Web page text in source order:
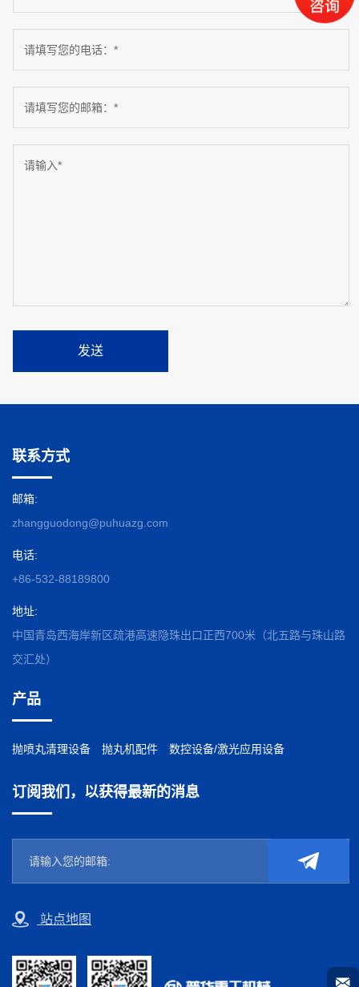
请填写您的电话：*
请填写您的邮箱：*
请输入*
发送
联系方式
邮箱:
zhangguodong@puhuazg.com
电话:
+86-532-88189800
地址:
中国青岛西海岸新区疏港高速隐珠出口正西700米（北五路与珠山路
交汇处）
产品
抛喷丸清理设备 抛丸机配件 数控设备/激光应用设备
订阅我们，以获得最新的消息
站点地图